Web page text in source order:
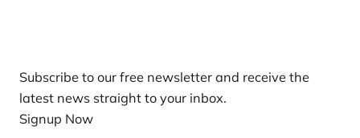
Subscribe to our free newsletter and receive the
latest news straight to your inbox.
Signup Now